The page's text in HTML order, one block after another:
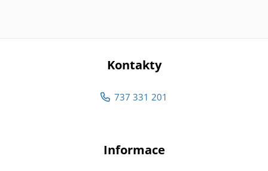
Kontakty
737 331 201
Informace